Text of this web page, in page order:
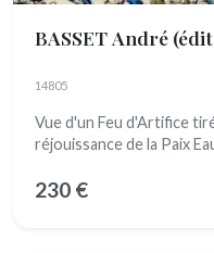
BASSET André
14805
Vue d'un Feu d'Artifice
réjouissance de la Paix
230 €